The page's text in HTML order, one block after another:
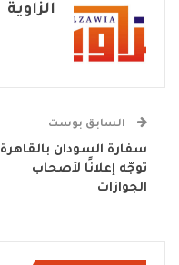
الزاوية
السابق بوست
سفارة السودان بالقاهرة
توجّه إعلانًا لأصحاب
الجوازات